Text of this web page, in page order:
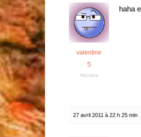
valentine
S
Membre
haha
27 avril 2011 à 22 h 25 min